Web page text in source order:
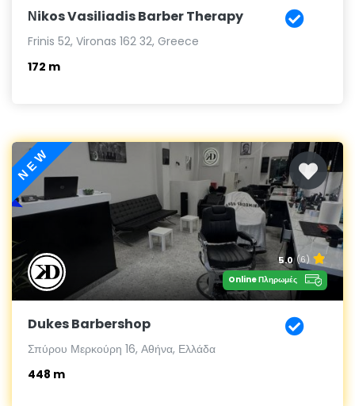
Νikos Vasiliadis Barber Therapy
Frinis 52, Vironas 162 32, Greece
172 m
NEW
5.0 (6)
Online Πληρωμές
Dukes Barbershop
Σπύρου Μερκούρη 16, Αθήνα, Ελλάδα
448 m